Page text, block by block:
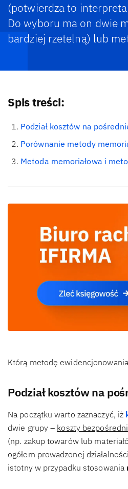
(potwierdza to
Do wyboru ma on dwie
bardziej rzetelną) lub
Spis treści:
Podział kosztów na
Porównanie metody
Metoda memoriałowa i
Którą metodę
Podział kosztów na
Na początku warto zaznaczyć, iż
dwie grupy – koszty
(np. zakup towarów lub
ogółem prowadzonej
istotny w przypadku stosowania